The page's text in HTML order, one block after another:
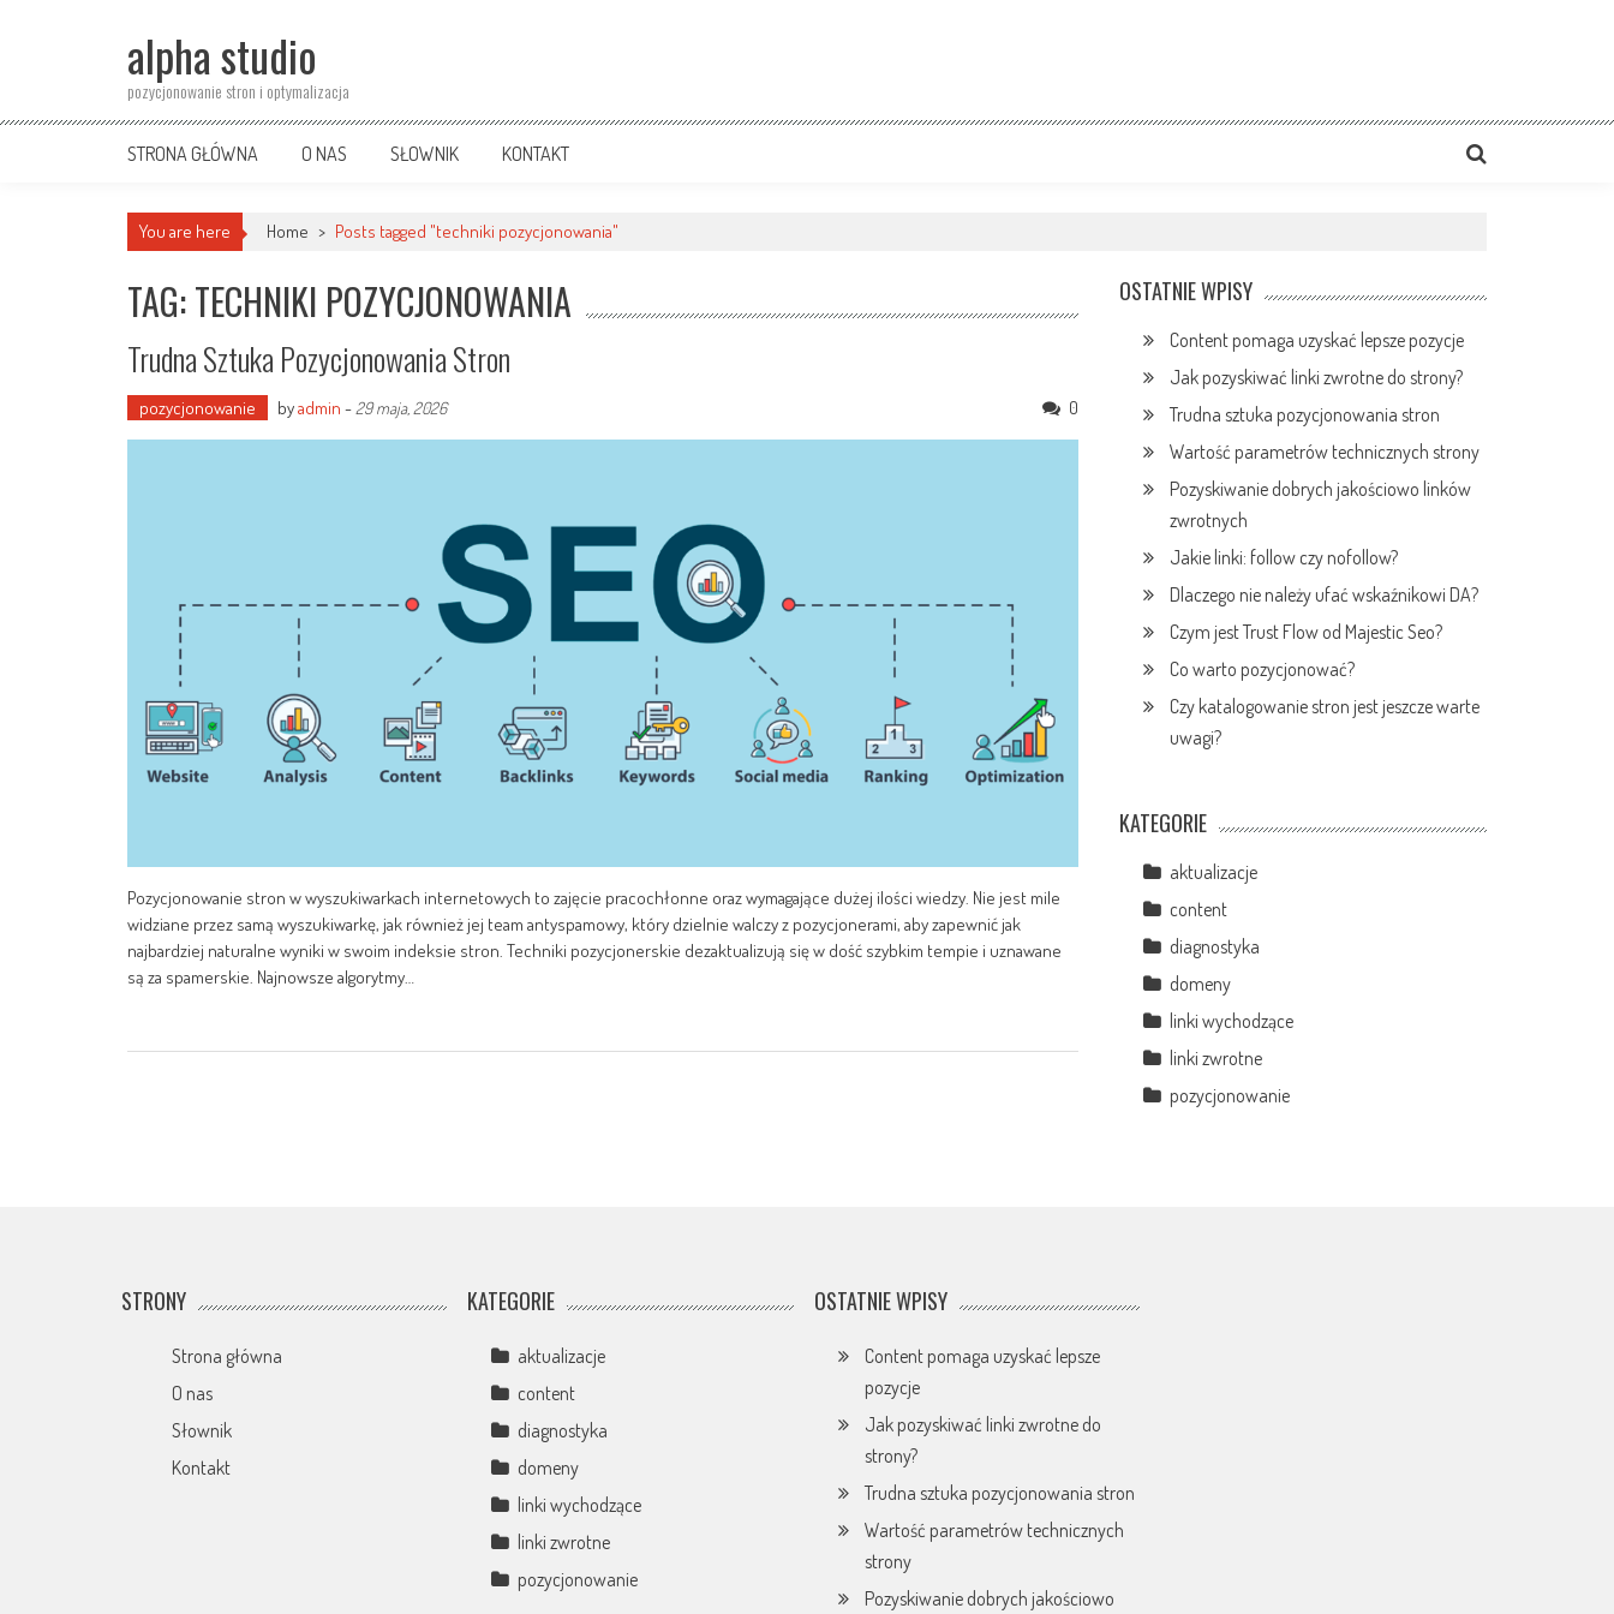
alpha studio
pozycjonowanie stron i optymalizacja
STRONA GŁÓWNA O NAS SŁOWNIK KONTAKT
You are here Home > Posts tagged "techniki pozycjonowania"
TAG: TECHNIKI POZYCJONOWANIA
Trudna Sztuka Pozycjonowania Stron
pozycjonowanie byadmin - 29 maja, 2026 0
Pozycjonowanie stron w wyszukiwarkach internetowych to zajęcie pracochłonne oraz wymagające dużej ilości wiedzy. Nie jest mile
widziane przez samą wyszukiwarkę, jak również jej team antyspamowy, który dzielnie walczy z pozycjonerami, aby zapewnić jak
najbardziej naturalne wyniki w swoim indeksie stron. Techniki pozycjonerskie dezaktualizują się w dość szybkim tempie i uznawane
są za spamerskie. Najnowsze algorytmy…
OSTATNIE WPISY
Content pomaga uzyskać lepsze pozycje
Jak pozyskiwać linki zwrotne do strony?
Trudna sztuka pozycjonowania stron
Wartość parametrów technicznych strony
Pozyskiwanie dobrych jakościowo linków
zwrotnych
Jakie linki: follow czy nofollow?
Dlaczego nie należy ufać wskaźnikowi DA?
Czym jest Trust Flow od Majestic Seo?
Co warto pozycjonować?
Czy katalogowanie stron jest jeszcze warte
uwagi?
KATEGORIE
aktualizacje
content
diagnostyka
domeny
linki wychodzące
linki zwrotne
pozycjonowanie
STRONY
Strona główna
O nas
Słownik
Kontakt
KATEGORIE
aktualizacje
content
diagnostyka
domeny
linki wychodzące
linki zwrotne
pozycjonowanie
OSTATNIE WPISY
Content pomaga uzyskać lepsze
pozycje
Jak pozyskiwać linki zwrotne do
strony?
Trudna sztuka pozycjonowania stron
Wartość parametrów technicznych
strony
Pozyskiwanie dobrych jakościowo